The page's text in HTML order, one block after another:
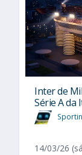
Inter de
Série A da
14/03/26